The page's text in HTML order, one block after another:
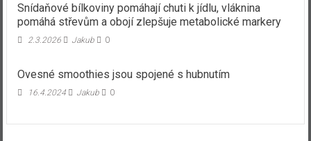
Snídaňové bílkoviny pomáhají chuti k jídlu, vláknina
pomáhá střevům a obojí zlepšuje metabolické markery
2.3.2026 Jakub 0
Ovesné smoothies jsou spojené s hubnutím
16.4.2024 Jakub 0